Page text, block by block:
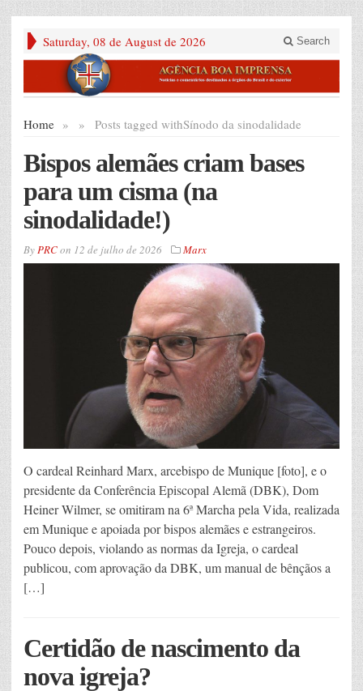
Saturday, 08 de August de 2026 Search
Home » Posts tagged with
» Sínodo da sinodalidade
Bispos alemães criam bases
para um cisma (na
sinodalidade!)
ByPRCon 12 de julho de 2026 Marx
O cardeal Reinhard Marx, arcebispo de Munique [foto], e o
presidente da Conferência Episcopal Alemã (DBK), Dom
Heiner Wilmer, se omitiram na 6ª Marcha pela Vida, realizada
em Munique e apoiada por bispos alemães e estrangeiros.
Pouco depois, violando as normas da Igreja, o cardeal
publicou, com aprovação da DBK, um manual de bênçãos a
[…]
Certidão de nascimento da
nova igreja?